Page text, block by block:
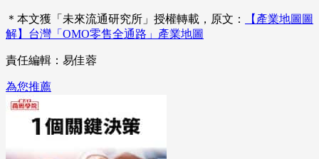
＊本文獲「未來流通研究所」授權轉載，原文：
【產業地圖圖
解】台灣「OMO零售全通路」產業地圖
責任編輯：易佳蓉
為您推薦